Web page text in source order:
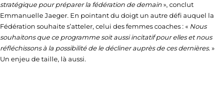
stratégique pour préparer la fédération de demain», conclut
Emmanuelle Jaeger. En pointant du doigt un autre défi auquel la
Fédération souhaite s’atteler, celui des femmes coaches : « Nous
souhaitons que ce programme soit aussi incitatif pour elles et nous
réfléchissons à la possibilité de le décliner auprès de ces dernières.»
Un enjeu de taille, là aussi.